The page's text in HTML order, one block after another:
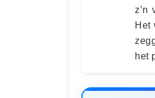
z’n
Het
het